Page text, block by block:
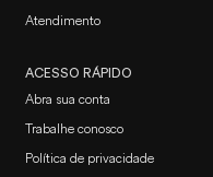
Atendimento
ACESSO RÁPIDO
Abra sua conta
Trabalhe conosco
Política de privacidade